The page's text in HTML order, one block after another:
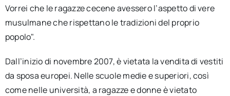
Vorrei che le ragazze cecene avessero l’aspetto di vere
musulmane che rispettano le tradizioni del proprio
popolo".
Dall’inizio di novembre 2007, è vietata la vendita di vestiti
da sposa europei. Nelle scuole medie e superiori, così
come nelle università, a ragazze e donne è vietato